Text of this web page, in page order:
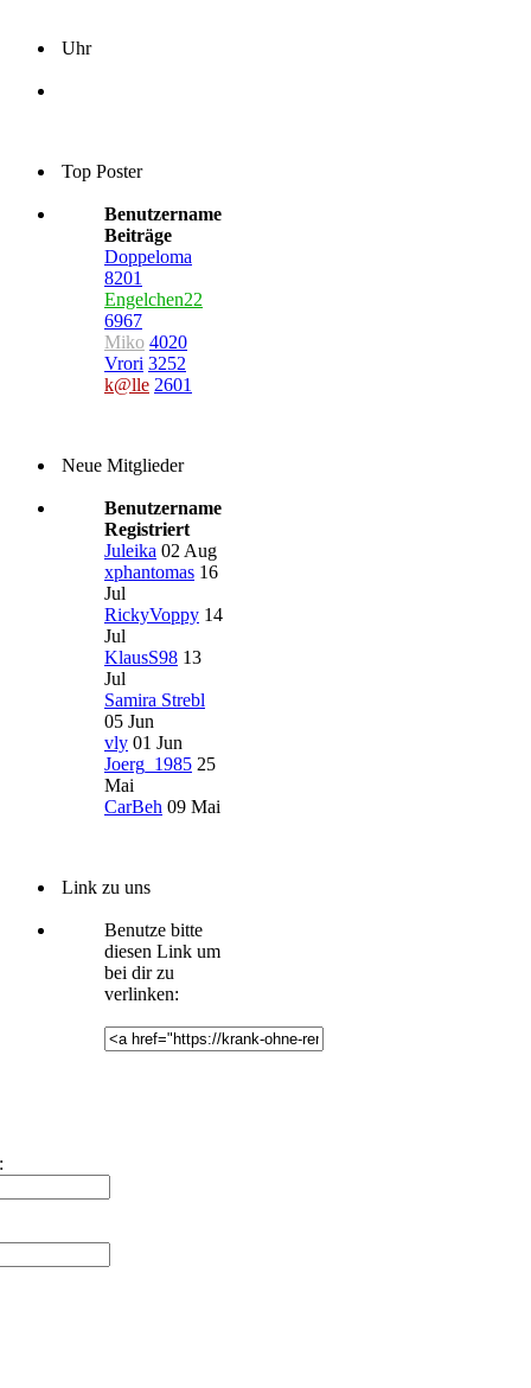
Uhr
Top Poster
Benutzername
Beiträge
Doppeloma
8201
Engelchen22
6967
Miko 4020
Vrori 3252
k@lle 2601
Neue Mitglieder
Benutzername
Registriert
Juleika 02 Aug
xphantomas 16
Jul
RickyVoppy 14
Jul
KlausS98 13
Jul
Samira Strebl
05 Jun
vly 01 Jun
Joerg_1985 25
Mai
CarBeh 09 Mai
Link zu uns
Benutze bitte
diesen Link um
bei dir zu
verlinken: